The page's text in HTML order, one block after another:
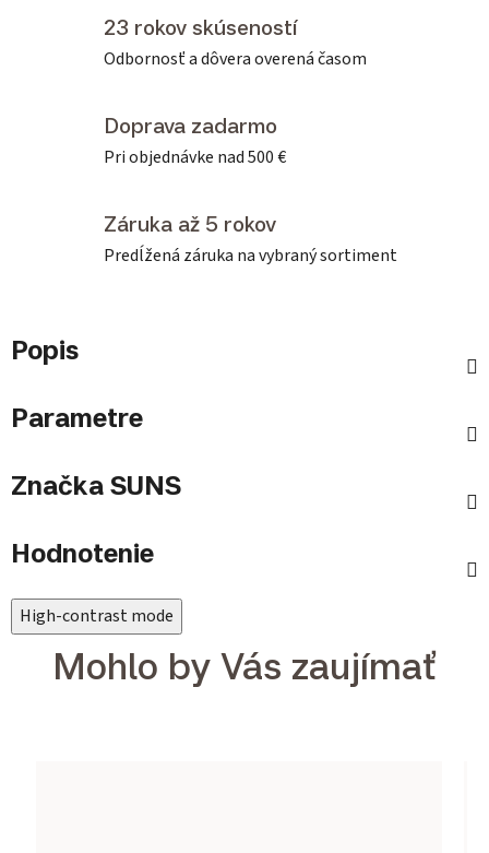
23 rokov skúseností
Odbornosť a dôvera overená časom
Doprava zadarmo
Pri objednávke nad 500 €
Záruka až 5 rokov
Predĺžená záruka na vybraný sortiment
Popis
Parametre
Značka SUNS
Hodnotenie
High-contrast mode
Mohlo by Vás zaujímať